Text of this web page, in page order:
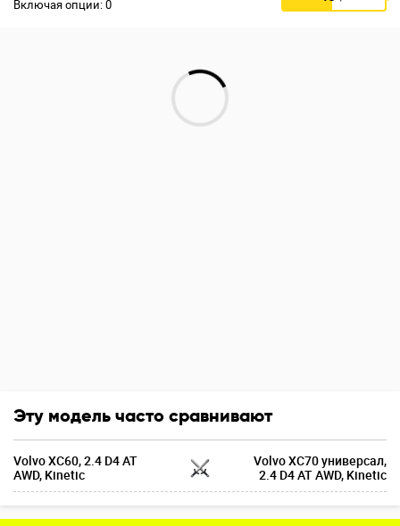
Включая опции:0
Эту модель часто сравнивают
Volvo XC60, 2.4 D4 AT
AWD, Kinetic
Volvo XC70 универсал,
2.4 D4 AT AWD, Kinetic